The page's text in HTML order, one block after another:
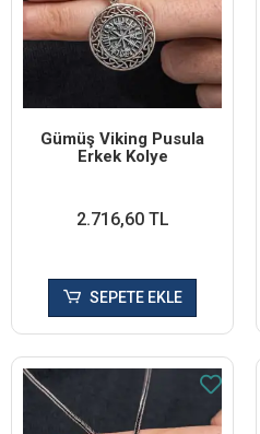
Gümüş Viking Pusula
Erkek Kolye
2.716,60 TL
SEPETE EKLE